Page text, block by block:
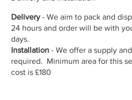
Delivery- We aim to pack and
24 hours and order will be with
days.
Installation- We offer a supply
required. Minimum area for this
cost is £180